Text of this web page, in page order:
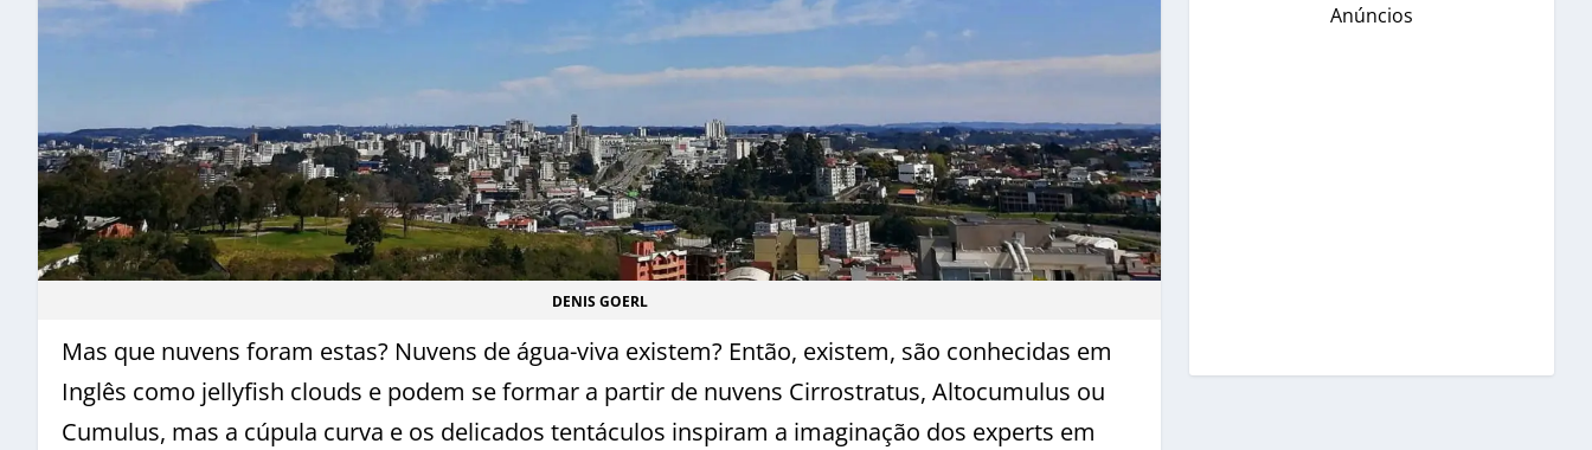
DENIS GOERL
Mas que nuvens foram estas? Nuvens de água-viva existem? Então, existem, são conhecidas em
Inglês como jellyfish clouds e podem se formar a partir de nuvens Cirrostratus, Altocumulus ou
Cumulus, mas a cúpula curva e os delicados tentáculos inspiram a imaginação dos experts em
Anúncios